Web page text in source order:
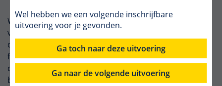
Wel hebben we een volgende inschrijfbare
uitvoering voor je gevonden.
Ga toch naar deze uitvoering
Ga naar de volgende uitvoering
Werk jij met kinderen en krijg je ook steeds vaker
vragen over de prikkelverwerking van kinderen en/of
deze gerelateerd zijn aan problemen in het
functioneren in het dagelijks leven? In deze 10-daagse
cursus leer je hoe je de kennis die er bestaat over het
brein, de zintuigen en prikkelverwerking kunt